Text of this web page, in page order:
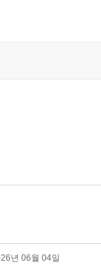
년 06월 04일